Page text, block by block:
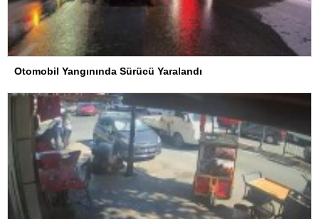
Otomobil Yangınında Sürücü Yaralandı